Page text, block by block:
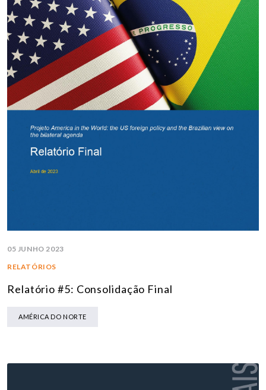
05 JUNHO 2023
RELATÓRIOS
Relatório #5: Consolidação Final
AMÉRICA DO NORTE